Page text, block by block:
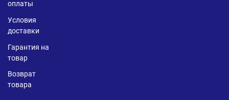
оплаты
Условия
доставки
Гарантия на
товар
Возврат
товара